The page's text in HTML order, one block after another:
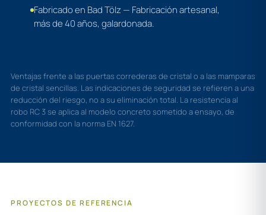
Fabricado en Bad Tölz — Fabricación artesanal,
más de 40 años, galardonada.
Ventajas frente a las puertas correderas de cristal o a las mamparas
de cristal sencillas. Las indicaciones de seguridad se refieren a una
reducción del riesgo, no a su eliminación total. La resistencia al
robo RC 3 se aplica al modelo concreto sometido a ensayo, de
conformidad con la norma EN 1627.
PROYECTOS DE REFERENCIA